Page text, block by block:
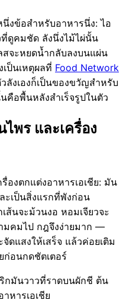
งข้อสำหรับอาหารนึ่ง: ไอ
ดูคมชัด ลังนึ่งไม้ไผ่นั้น
สจะหยดน้ำกลับลงบนแผ่น
ป็นเหตุผลที่ Food Network
ลังเองก็เป็นของขวัญสำหรับ
อพื้นหลังสำเร็จรูปในตัว
ไพร และเครื่อง
องตกแต่งอาหารเอเชีย: มัน
เป็นสิ่งแรกที่พังก่อน
ส้นจะม้วนงอ หอมเจียวจะ
มคมไป กฎจึงง่ายมาก —
ดแสงให้เสร็จ แล้วค่อยเติม
ก่อนกดชัตเตอร์
กมันวาวที่ราดบนผักชี ต้น
หารเอเชีย